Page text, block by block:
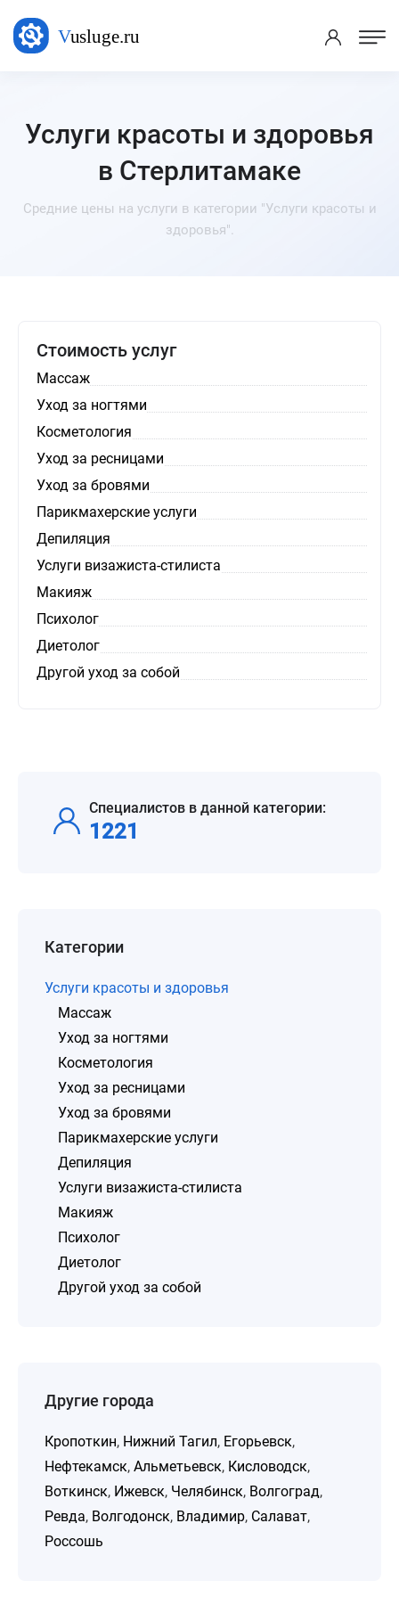
Услуги красоты и здоровья
в Стерлитамаке
Средние цены на услуги в категории "Услуги красоты и
здоровья".
Стоимость услуг
Массаж
Уход за ногтями
Косметология
Уход за ресницами
Уход за бровями
Парикмахерские услуги
Депиляция
Услуги визажиста-стилиста
Макияж
Психолог
Диетолог
Другой уход за собой
Специалистов в данной категории:
1221
Категории
Услуги красоты и здоровья
Массаж
Уход за ногтями
Косметология
Уход за ресницами
Уход за бровями
Парикмахерские услуги
Депиляция
Услуги визажиста-стилиста
Макияж
Психолог
Диетолог
Другой уход за собой
Другие города
Кропоткин, Нижний Тагил, Егорьевск,
Нефтекамск, Альметьевск, Кисловодск,
Воткинск, Ижевск, Челябинск, Волгоград,
Ревда, Волгодонск, Владимир, Салават,
Россошь